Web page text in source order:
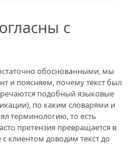
с
обоснованными, мы
и поясняем, почему текст был
подобный языковые
по каким словарями и
терминологию, то есть
претензия превращается в
клиентом доводим текст до